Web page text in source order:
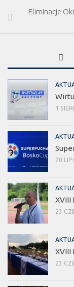
Eliminacje
1
20
XVIII
23
XVIII
23